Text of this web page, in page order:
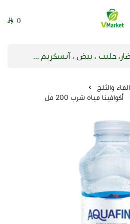
فيلج ماركت | VMarket
0
الماء والثلج
أكوافينا مياه شرب 200 مل